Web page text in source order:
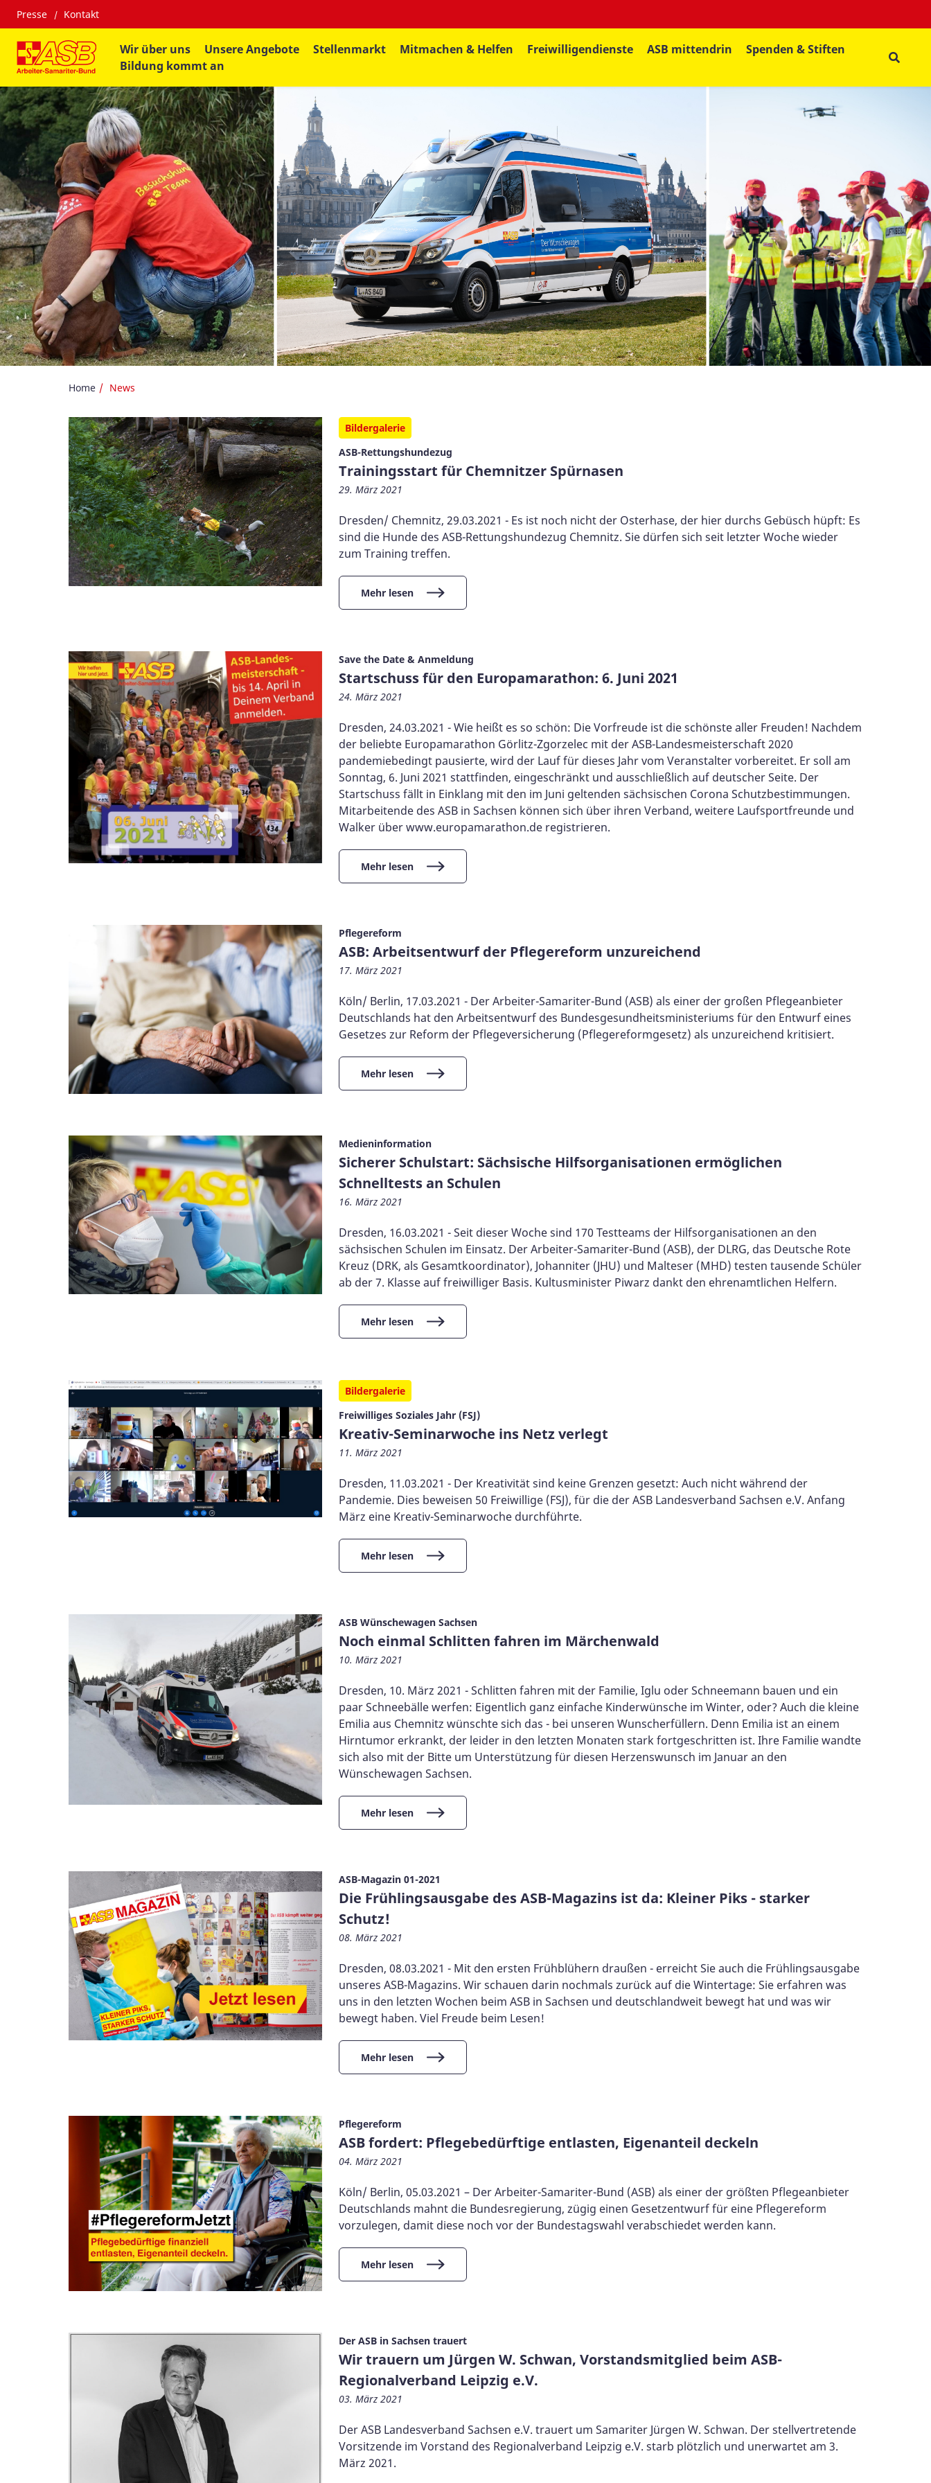
Presse Kontakt
Wir über uns Unsere Angebote Stellenmarkt Mitmachen & Helfen Freiwilligendienste ASB mittendrin
Spenden & Stiften
Bildung kommt an
Home News
Bildergalerie
ASB-Rettungshundezug
Trainingsstart für Chemnitzer Spürnasen
29. März 2021
Dresden/ Chemnitz, 29.03.2021 - Es ist noch nicht der Osterhase, der hier durchs Gebüsch hüpft: Es
sind die Hunde des ASB-Rettungshundezug Chemnitz. Sie dürfen sich seit letzter Woche wieder
zum Training treffen.
Mehr lesen
Save the Date & Anmeldung
Startschuss für den Europamarathon: 6. Juni 2021
24. März 2021
Dresden, 24.03.2021 - Wie heißt es so schön: Die Vorfreude ist die schönste aller Freuden! Nachdem
der beliebte Europamarathon Görlitz-Zgorzelec mit der ASB-Landesmeisterschaft 2020
pandemiebedingt pausierte, wird der Lauf für dieses Jahr vom Veranstalter vorbereitet. Er soll am
Sonntag, 6. Juni 2021 stattfinden, eingeschränkt und ausschließlich auf deutscher Seite. Der
Startschuss fällt in Einklang mit den im Juni geltenden sächsischen Corona Schutzbestimmungen.
Mitarbeitende des ASB in Sachsen können sich über ihren Verband, weitere Laufsportfreunde und
Walker über www.europamarathon.de registrieren.
Mehr lesen
Pflegereform
ASB: Arbeitsentwurf der Pflegereform unzureichend
17. März 2021
Köln/ Berlin, 17.03.2021 - Der Arbeiter-Samariter-Bund (ASB) als einer der großen Pflegeanbieter
Deutschlands hat den Arbeitsentwurf des Bundesgesundheitsministeriums für den Entwurf eines
Gesetzes zur Reform der Pflegeversicherung (Pflegereformgesetz) als unzureichend kritisiert.
Mehr lesen
Medieninformation
Sicherer Schulstart: Sächsische Hilfsorganisationen ermöglichen
Schnelltests an Schulen
16. März 2021
Dresden, 16.03.2021 - Seit dieser Woche sind 170 Testteams der Hilfsorganisationen an den
sächsischen Schulen im Einsatz. Der Arbeiter-Samariter-Bund (ASB), der DLRG, das Deutsche Rote
Kreuz (DRK, als Gesamtkoordinator), Johanniter (JHU) und Malteser (MHD) testen tausende Schüler
ab der 7. Klasse auf freiwilliger Basis. Kultusminister Piwarz dankt den ehrenamtlichen Helfern.
Mehr lesen
Bildergalerie
Freiwilliges Soziales Jahr (FSJ)
Kreativ-Seminarwoche ins Netz verlegt
11. März 2021
Dresden, 11.03.2021 - Der Kreativität sind keine Grenzen gesetzt: Auch nicht während der
Pandemie. Dies beweisen 50 Freiwillige (FSJ), für die der ASB Landesverband Sachsen e.V. Anfang
März eine Kreativ-Seminarwoche durchführte.
Mehr lesen
ASB Wünschewagen Sachsen
Noch einmal Schlitten fahren im Märchenwald
10. März 2021
Dresden, 10. März 2021 - Schlitten fahren mit der Familie, Iglu oder Schneemann bauen und ein
paar Schneebälle werfen: Eigentlich ganz einfache Kinderwünsche im Winter, oder? Auch die kleine
Emilia aus Chemnitz wünschte sich das - bei unseren Wunscherfüllern. Denn Emilia ist an einem
Hirntumor erkrankt, der leider in den letzten Monaten stark fortgeschritten ist. Ihre Familie wandte
sich also mit der Bitte um Unterstützung für diesen Herzenswunsch im Januar an den
Wünschewagen Sachsen.
Mehr lesen
ASB-Magazin 01-2021
Die Frühlingsausgabe des ASB-Magazins ist da: Kleiner Piks - starker
Schutz!
08. März 2021
Dresden, 08.03.2021 - Mit den ersten Frühblühern draußen - erreicht Sie auch die Frühlingsausgabe
unseres ASB-Magazins. Wir schauen darin nochmals zurück auf die Wintertage: Sie erfahren was
uns in den letzten Wochen beim ASB in Sachsen und deutschlandweit bewegt hat und was wir
bewegt haben. Viel Freude beim Lesen!
Mehr lesen
Pflegereform
ASB fordert: Pflegebedürftige entlasten, Eigenanteil deckeln
04. März 2021
Köln/ Berlin, 05.03.2021 – Der Arbeiter-Samariter-Bund (ASB) als einer der größten Pflegeanbieter
Deutschlands mahnt die Bundesregierung, zügig einen Gesetzentwurf für eine Pflegereform
vorzulegen, damit diese noch vor der Bundestagswahl verabschiedet werden kann.
Mehr lesen
Der ASB in Sachsen trauert
Wir trauern um Jürgen W. Schwan, Vorstandsmitglied beim ASB-
Regionalverband Leipzig e.V.
03. März 2021
Der ASB Landesverband Sachsen e.V. trauert um Samariter Jürgen W. Schwan. Der stellvertretende
Vorsitzende im Vorstand des Regionalverband Leipzig e.V. starb plötzlich und unerwartet am 3.
März 2021.